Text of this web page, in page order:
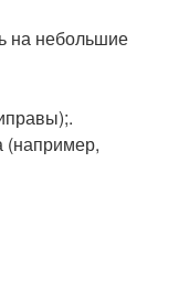
на небольшие
(например,